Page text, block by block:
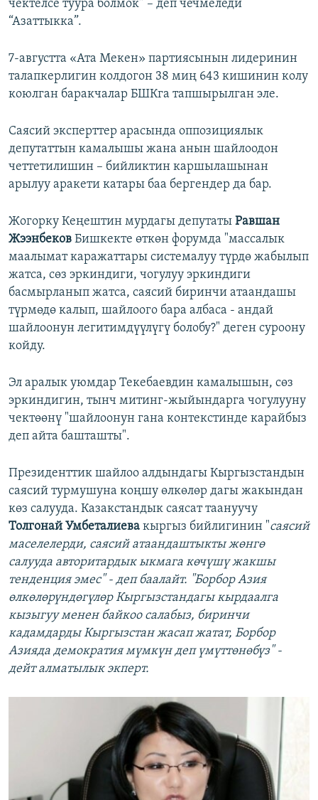
чектелсе туура болмок” – деп чечмеледи
“Азаттыкка”.
7-августта «Ата Мекен» партиясынын лидеринин
талапкерлигин колдогон 38 миң 643 кишинин колу
коюлган баракчалар БШКга тапшырылган эле.
Саясий эксперттер арасында оппозициялык
депутаттын камалышы жана анын шайлоодон
четтетилишин – бийликтин каршылашынан
арылуу аракети катары баа бергендер да бар.
Жогорку Кеңештин мурдагы депутаты Равшан
Жээнбеков Бишкекте өткөн форумда "массалык
маалымат каражаттары системалуу түрдө жабылып
жатса, сөз эркиндиги, чогулуу эркиндиги
басмырланып жатса, саясий биринчи атаандашы
түрмөдө калып, шайлоого бара албаса - андай
шайлоонун легитимдүүлүгү болобу?" деген суроону
койду.
Эл аралык уюмдар Текебаевдин камалышын, сөз
эркиндигин, тынч митинг-жыйындарга чогулууну
чектөөнү "шайлоонун гана контекстинде карайбыз
деп айта башташты".
Президенттик шайлоо алдындагы Кыргызстандын
саясий турмушуна коңшу өлкөлөр дагы жакындан
көз салууда. Казакстандык саясат таануучу
Толгонай Умбеталиева кыргыз бийлигинин "саясий
маселелерди, саясий атаандаштыкты жөнгө
салууда авторитардык ыкмага көчүшү жакшы
тенденция эмес" - деп баалайт. "Борбор Азия
өлкөлөрүндөгүлөр Кыргызстандагы кырдаалга
кызыгуу менен байкоо салабыз, биринчи
кадамдарды Кыргызстан жасап жатат, Борбор
Азияда демократия мүмкүн деп үмүттөнөбүз" -
дейт алматылык экперт.